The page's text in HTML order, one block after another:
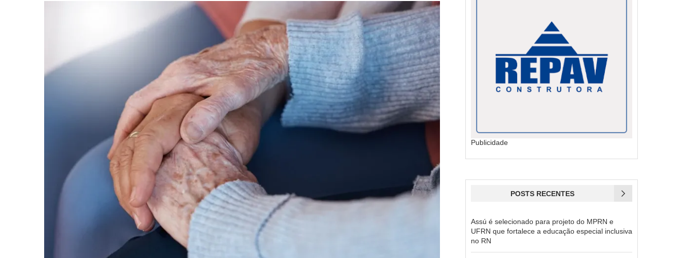
Publicidade
POSTS RECENTES
Assú é selecionado para projeto do MPRN e
UFRN que fortalece a educação especial inclusiva
no RN